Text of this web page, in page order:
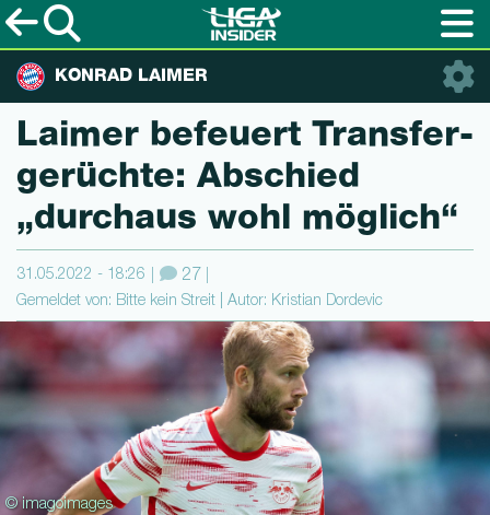
KONRAD LAIMER
Laimer befeuert Transfer­
gerüchte: Abschied
„durchaus wohl möglich“
31.05.2022 - 18:26 27
Gemeldet von: Bitte kein Streit | Autor: Kristian Dordevic
© imagoimages